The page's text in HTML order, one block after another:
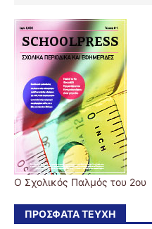
Ο Σχολικός Παλμός του 2ου
ΠΡΌΣΦΑΤΑ ΤΕΎΧΗ